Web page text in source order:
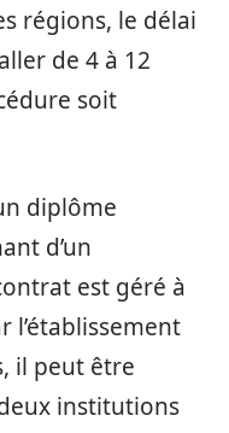
régions, le délai
de 4 à 12
soit
diplôme
d’un
est géré à
l’établissement
il peut être
institutions